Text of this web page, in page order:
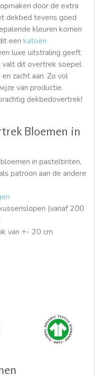
door de extra
dekbed tevens goed
kleuren komen
een katoen
luxe uitstraling geeft
valt dit overtrek soepel
zacht aan. Zo vol
van productie.
dekbedovertrek!
Bloemen in
in pasteltinten,
patroon aan de andere
(vanaf 200
van +- 20 cm